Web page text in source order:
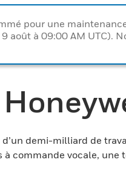
pour une
août à 09:00 AM UTC).
demi-milliard de
commande vocale,